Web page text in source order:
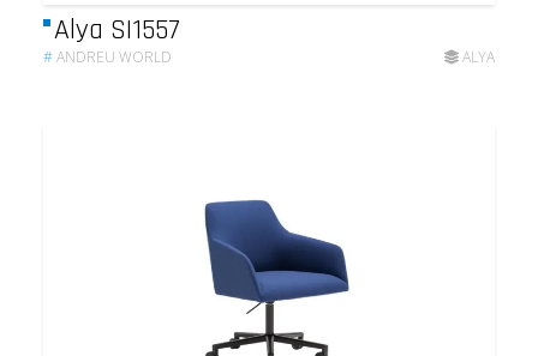
Alya SI1557
#ANDREU WORLD ALYA